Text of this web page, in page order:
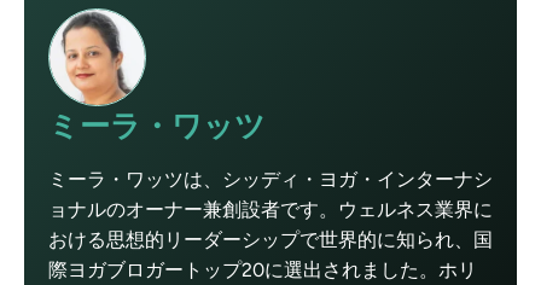
ミーラ・ワッツ
ミーラ・ワッツは、シッディ・ヨガ・インターナシ
ョナルのオーナー兼創設者です。ウェルネス業界に
おける思想的リーダーシップで世界的に知られ、国
際ヨガブロガートップ20に選出されました。ホリ